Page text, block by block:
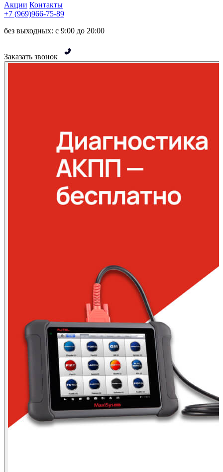
Акции Контакты
+7 (969)966-75-89
без выходных: с 9:00 до 20:00
Заказать звонок